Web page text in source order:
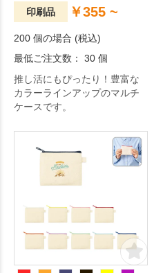
印刷品 ￥355 ~
200 個の場合 (税込)
最低ご注文数： 30 個
推し活にもぴったり！豊富な
カラーラインアップのマルチ
ケースです。